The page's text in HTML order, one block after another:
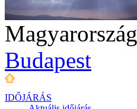
Magyarország
Budapest
IDŐJÁRÁS